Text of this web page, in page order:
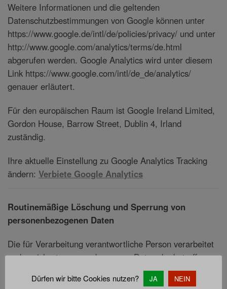
Weitere Informationen und die geltenden
Datenschutzbestimmungen von Google können unter
https://www.google.de/intl/de/policies/privacy/ und unter
http://www.google.com/analytics/terms/de.html
abgerufen werden. Google Analytics wird unter diesem
Link https://www.google.com/intl/de_de/analytics/
genauer erläutert.
Für den europäischen Raum ist Google Ireland Limited,
Gordon House, Barrow Street, Dublin 4, Irland
zuständig.
Ihre aktuelle Einstellung zu Google Analytics Tracking
ändern: Verbiete Google Analytics
Routinemäßige Löschung und Sperrung von
personenbezogenen Daten
Die für Verarbeitung verantwortliche Person verarbeitet
und speichert personenbezogene Daten der betroffenen
Person nur für einen Zeitraum, der zur Erreichung des
Speicherungszwecks erforderlich oder dies durch
Dürfen wir bitte Cookies nutzen? JA NEIN